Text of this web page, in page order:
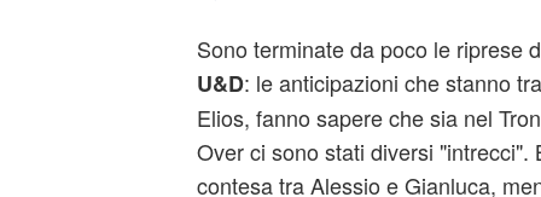
Sono terminate da poco le riprese
U&D: le anticipazioni che stanno
Elios, fanno sapere che sia nel
Over ci sono stati diversi "intrecci".
contesa tra Alessio e Gianluca,